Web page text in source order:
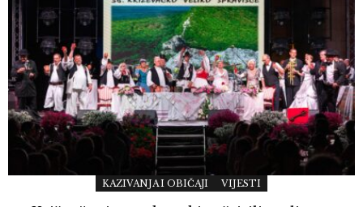
KAZIVANJA I OBIČAJI VIJESTI